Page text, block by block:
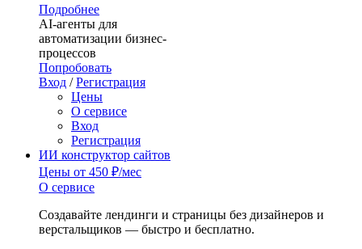
Подробнее
AI-агенты для
автоматизации бизнес-
процессов
Попробовать
Вход / Регистрация
Цены
О сервисе
Вход
Регистрация
ИИ конструктор сайтов
Цены от 450 ₽/мес
О сервисе
Создавайте лендинги и страницы без дизайнеров и
верстальщиков — быстро и бесплатно.